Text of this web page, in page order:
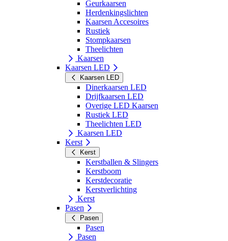
Geurkaarsen
Herdenkingslichten
Kaarsen Accesoires
Rustiek
Stompkaarsen
Theelichten
Kaarsen
Kaarsen LED
Kaarsen LED
Dinerkaarsen LED
Drijfkaarsen LED
Overige LED Kaarsen
Rustiek LED
Theelichten LED
Kaarsen LED
Kerst
Kerst
Kerstballen & Slingers
Kerstboom
Kerstdecoratie
Kerstverlichting
Kerst
Pasen
Pasen
Pasen
Pasen